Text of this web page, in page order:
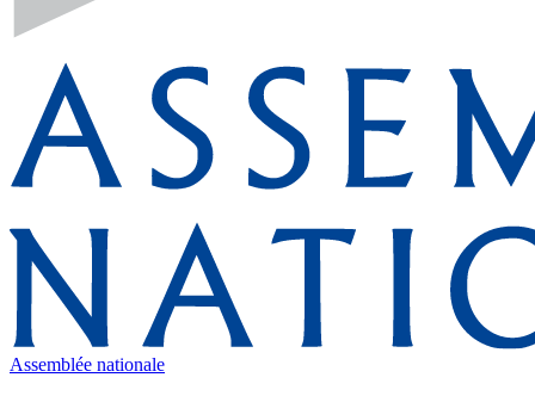
Assemblée nationale